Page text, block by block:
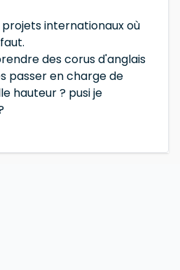
internationaux où
des corus d'anglais
passer en charge de
hauteur ? pusi je